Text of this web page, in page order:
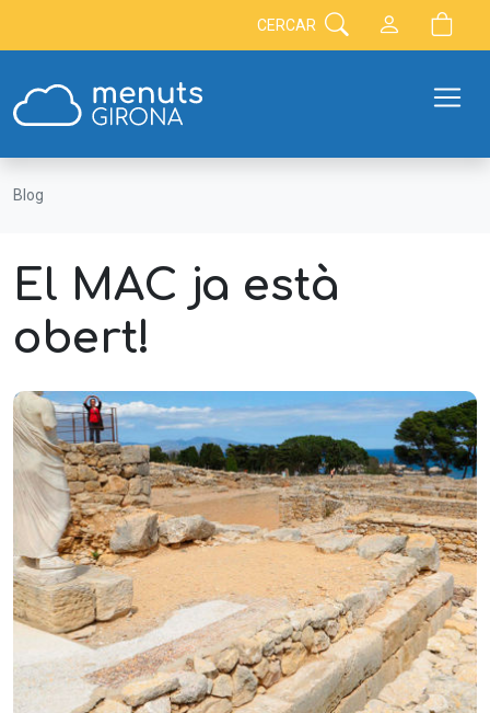
CERCAR
Blog
El MAC ja està
obert!